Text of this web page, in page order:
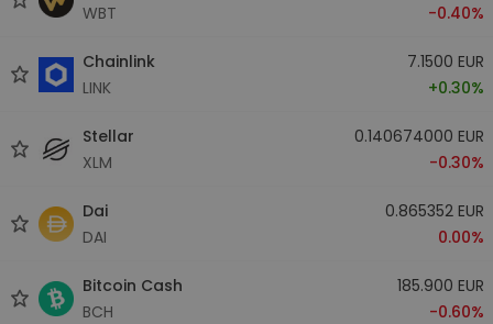
WBT
-0.40%
Chainlink
LINK
7.1500 EUR
+0.30%
Stellar
XLM
0.140674000 EUR
-0.30%
Dai
DAI
0.865352 EUR
0.00%
Bitcoin Cash
BCH
185.900 EUR
-0.60%